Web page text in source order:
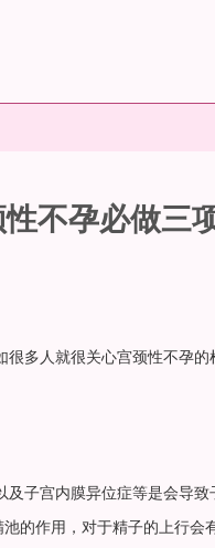
不孕必做三
很多人就很关心宫颈性不孕的
及子宫内膜异位症等是会导致
的作用，对于精子的上行会